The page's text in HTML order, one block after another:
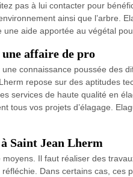
pas à lui contacter pour
ainsi que l’arbre.
aide apportée au végétal
affaire de pro
connaissance poussée des
repose sur des aptitudes
services de haute qualité en
tous vos projets d’élagage.
Saint Jean Lherm
Il faut réaliser des
Dans certains cas,